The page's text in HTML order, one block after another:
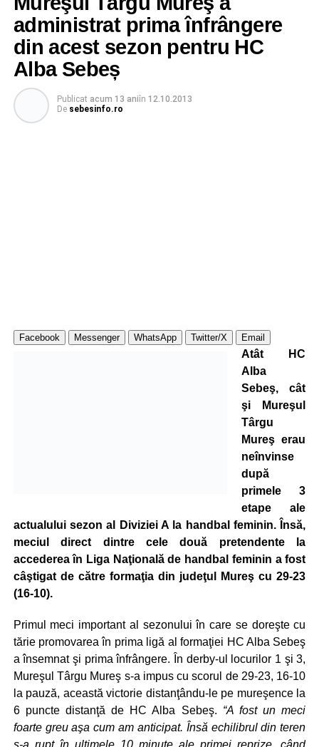
administrat prima înfrângere
din acest sezon pentru HC
Alba Sebeș
Publicat acum 13 aniîn 12.10.2013
De sebesinfo.ro
Facebook Messenger WhatsApp Twitter/X Email
Atât HC
Alba
Sebeş, cât
şi Mureşul
Târgu
Mureş erau
neînvinse
după
primele 3
etape ale
actualului sezon al Diviziei A la handbal feminin. Însă,
meciul direct dintre cele două pretendente la
accederea în Liga Naţională de handbal feminin a fost
câştigat de către formaţia din judeţul Mureş cu 29-23
(16-10).
Primul meci important al sezonului în care se doreşte cu
tărie promovarea în prima ligă al formaţiei HC Alba Sebeş
a însemnat şi prima înfrângere. În derby-ul locurilor 1 şi 3,
Mureşul Târgu Mureş s-a impus cu scorul de 29-23, 16-10
la pauză, această victorie distanţându-le pe mureşence la
6 puncte distanţă de HC Alba Sebeş. “A fost un meci
foarte greu aşa cum am anticipat. Însă echilibrul din teren
s-a rupt în ultimele 10 minute ale primei reprize, când